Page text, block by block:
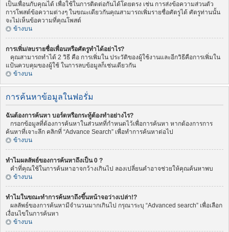
เป็นเพื่อนกับคุณได้ เพื่อใช้ในการติดต่อกันได้โดยตรง เช่น การส่งข้อความส่วนตัว
การโพสต์ข้อความต่างๆ ในขณะเดียวกันคุณสามารถเพิ่มรายชื่อศัตรูได้ ศัตรูท่านนั้น
จะไม่เห็นข้อความที่คุณโพสต์
ข้างบน
การเพิ่ม/ลบรายชื่อเพื่อนหรือศัตรูทำได้อย่าไร?
คุณสามารถทำได้ 2 วิธี คือ การเพิ่มใน ประวัติของผู้ใช้งานและอีกวิธีคือการเพิ่มใน
แป้นควบคุมของผู้ใช้ ในการลบข้อมูลก็เช่นเดียวกัน
ข้างบน
การค้นหาข้อมูลในฟอรั่ม
ฉันต้องการค้นหา บอร์ดหรือกระทู้ต้องทำอย่างไร?
กรอกข้อมูลที่ต้องการค้นหาในส่วนทที่กำหนดไว้เพื่อการค้นหา หากต้องการการ
ค้นหาที่เจาะลึก คลิกที่ “Advance Search” เพื่อทำการค้นหาต่อไป
ข้างบน
ทำไมผลลัพธ์ของการค้นหาถึงเป็น 0 ?
คำที่คุณใช้ในการค้นหาอาจกว้างเกินไป ลองเปลี่ยนคำอาจช่วยให้คุณค้นหาพบ
ข้างบน
ทำไมในขณะทำการค้นหาถึงขึ้นหน้าจอว่างเปล่า!?
ผลลัพธ์ของการค้นหามีจำนวนมากเกินไป กรุณาระบุ “Advanced search” เพื่อเลือก
เงื่อนไขในการค้นหา
ข้างบน